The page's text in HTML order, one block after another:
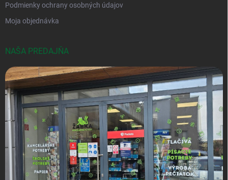
Podmienky ochrany osobných údajov
Moja objednávka
NAŠA PREDAJŇA